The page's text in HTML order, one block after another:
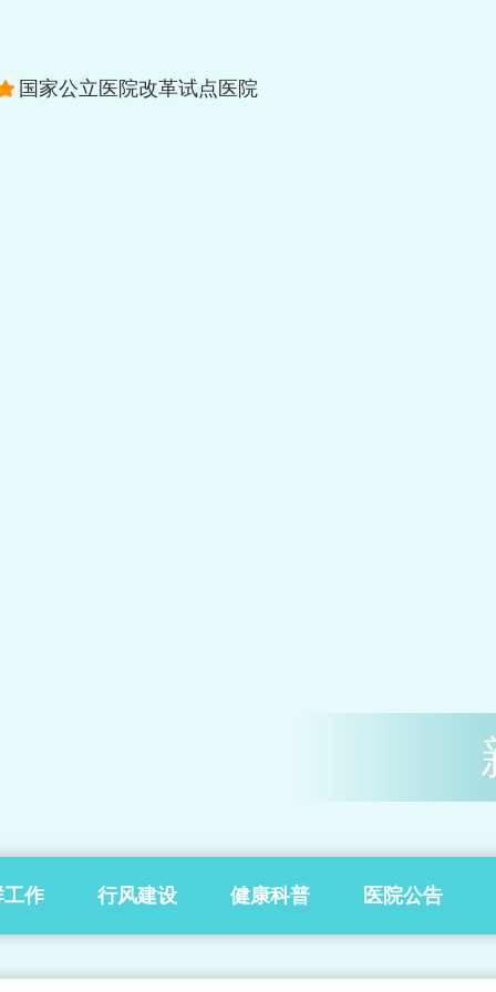
国家公立医院改革试点医院
工作 行风建设 健康科普 医院公告